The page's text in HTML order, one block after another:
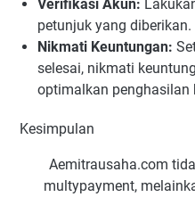
Verifikasi Akun:
petunjuk yang diberikan.
Nikmati Keuntungan:
selesai, nikmati
optimalkan penghasilan
Kesimpulan
Aemitrausaha.com
multypayment,